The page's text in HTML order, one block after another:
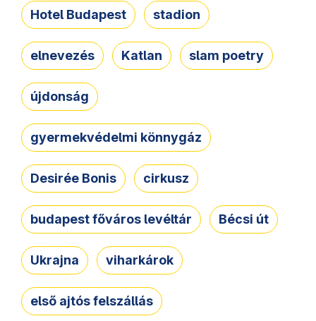
Hotel Budapest stadion
elnevezés Katlan slam poetry
újdonság
gyermekvédelmi könnygáz
Desirée Bonis cirkusz
budapest főváros levéltár Bécsi út
Ukrajna viharkárok
első ajtós felszállás